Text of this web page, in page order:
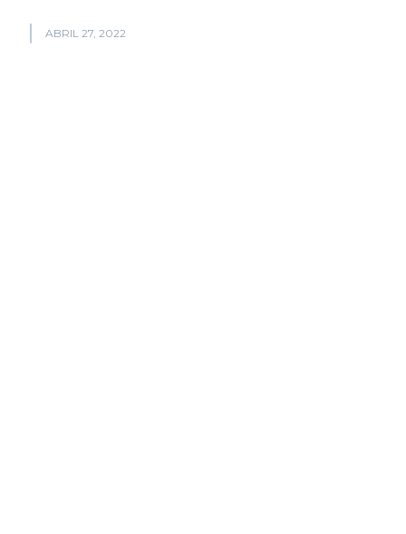
ABRIL 27, 2022